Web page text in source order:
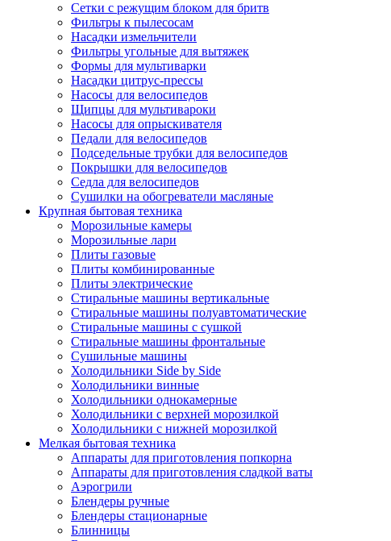
Сетки с режущим блоком для бритв
Фильтры к пылесосам
Насадки измельчители
Фильтры угольные для вытяжек
Формы для мультиварки
Насадки цитрус-прессы
Насосы для велосипедов
Щипцы для мультивароки
Насосы для опрыскивателя
Педали для велосипедов
Подседельные трубки для велосипедов
Покрышки для велосипедов
Седла для велосипедов
Сушилки на обогреватели масляные
Крупная бытовая техника
Морозильные камеры
Морозильные лари
Плиты газовые
Плиты комбинированные
Плиты электрические
Стиральные машины вертикальные
Стиральные машины полуавтоматические
Стиральные машины с сушкой
Стиральные машины фронтальные
Сушильные машины
Холодильники Side by Side
Холодильники винные
Холодильники однокамерные
Холодильники с верхней морозилкой
Холодильники с нижней морозилкой
Мелкая бытовая техника
Аппараты для приготовления попкорна
Аппараты для приготовления сладкой ваты
Аэрогрили
Блендеры ручные
Блендеры стационарные
Блинницы